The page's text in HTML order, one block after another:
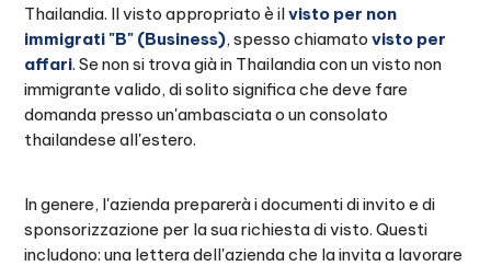
Thailandia. Il visto appropriato è ilvisto per non
immigrati "B" (Business), spesso chiamatovisto per
affari. Se non si trova già in Thailandia con un visto non
immigrante valido, di solito significa che deve fare
domanda presso un'ambasciata o un consolato
thailandese all'estero.
In genere, l'azienda preparerà i documenti di invito e di
sponsorizzazione per la sua richiesta di visto. Questi
includono: una lettera dell'azienda che la invita a lavorare